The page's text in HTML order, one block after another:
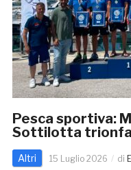
Pesca sportiva:
Sottilotta
Altri 15 Luglio 2026 di